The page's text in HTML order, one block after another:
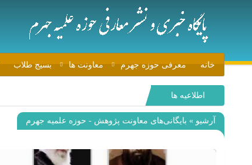
خانه معرفی حوزه جهرم معاونت ها بسیج طلاب
اطلاعیه ها
آرشیو » بایگانی‌های معاونت پژوهش - حوزه علمیه جهرم